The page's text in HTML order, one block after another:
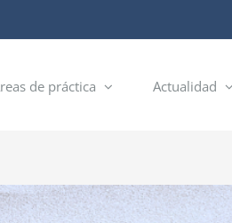
de práctica Actualidad